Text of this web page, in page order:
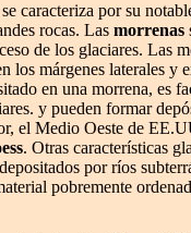
se caracteriza por su
rocas. Las morrenas
de los glaciares. Las
los márgenes laterales y
en una morrena, es
y pueden formar
el Medio Oeste de
. Otras características
por ríos
pobremente